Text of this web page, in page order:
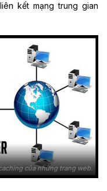
kết mạng trung gian
của những trang web.